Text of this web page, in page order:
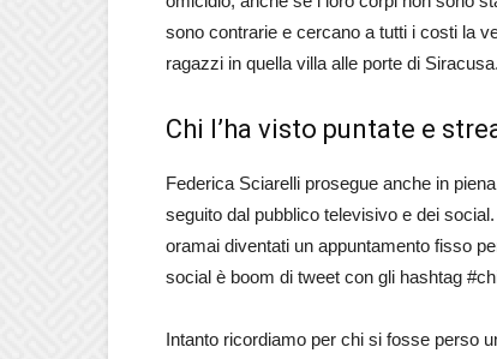
sono contrarie e cercano a tutti i costi la
ragazzi in quella villa alle porte di Siracusa.
Chi l’ha visto puntate e
Federica Sciarelli prosegue anche in
seguito dal pubblico televisivo e dei
oramai diventati un appuntamento fisso
social è boom di tweet con gli hashtag
Intanto ricordiamo per chi si fosse perso